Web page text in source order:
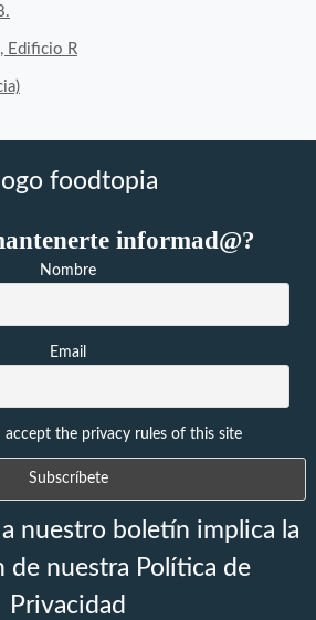
Edificio R
informad@?
Nombre
Email
the privacy rules of this site
nuestro boletín implica la
de nuestra Política de
Privacidad